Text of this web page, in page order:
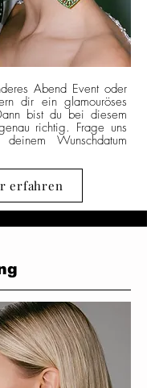
Abend Event oder
dir ein glamouröses
bist du bei diesem
richtig. Frage uns
Wunschdatum
erfahren